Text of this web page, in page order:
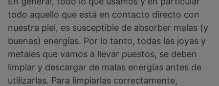
todo aquello que está en contacto directo con
nuestra piel, es susceptible de absorber malas (y
buenas) energías. Por lo tanto, todas las joyas y
metales que vamos a llevar puestos, se deben
limpiar y descargar de malas energías antes de
utilizarlas. Para limpiarlas correctamente,